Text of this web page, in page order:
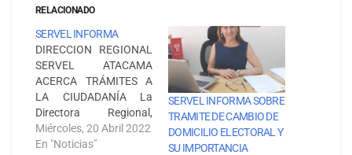
RELACIONADO
SERVEL INFORMA
DIRECCION REGIONAL
SERVEL ATACAMA
ACERCA TRÁMITES A
LA CIUDADANÍA La
Directora Regional,
María Isabel Barón
Cailly, informa que con
Miércoles, 20 Abril 2022
En "Noticias"
SERVEL INFORMA SOBRE
TRAMITE DE CAMBIO DE
DOMICILIO ELECTORAL Y
SU IMPORTANCIA